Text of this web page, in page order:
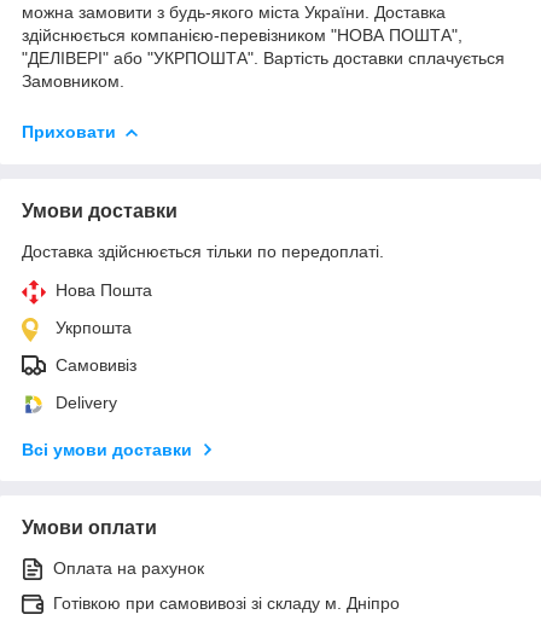
можна замовити з будь-якого міста України. Доставка
здійснюється компанією-перевізником "НОВА ПОШТА",
"ДЕЛІВЕРІ" або "УКРПОШТА". Вартість доставки сплачується
Замовником.
Приховати
Умови доставки
Доставка здійснюється тільки по передоплаті.
Нова Пошта
Укрпошта
Самовивіз
Delivery
Всі умови доставки
Умови оплати
Оплата на рахунок
Готівкою при самовивозі зі складу м. Дніпро